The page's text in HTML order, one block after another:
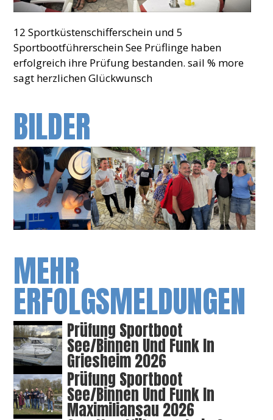
12 Sportküstenschifferschein und 5
Sportbootführerschein See Prüflinge haben
erfolgreich ihre Prüfung bestanden. sail % more
sagt herzlichen Glückwunsch
BILDER
MEHR
ERFOLGSMELDUNGEN
Prüfung Sportboot
See/Binnen Und Funk In
Griesheim 2026
Prüfung Sportboot
See/Binnen Und Funk In
Maximiliansau 2026